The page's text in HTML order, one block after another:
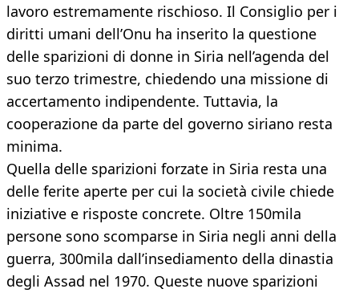
lavoro estremamente rischioso. Il Consiglio per i
diritti umani dell’Onu ha inserito la questione
delle sparizioni di donne in Siria nell’agenda del
suo terzo trimestre, chiedendo una missione di
accertamento indipendente. Tuttavia, la
cooperazione da parte del governo siriano resta
minima.
Quella delle sparizioni forzate in Siria resta una
delle ferite aperte per cui la società civile chiede
iniziative e risposte concrete. Oltre 150mila
persone sono scomparse in Siria negli anni della
guerra, 300mila dall’insediamento della dinastia
degli Assad nel 1970. Queste nuove sparizioni